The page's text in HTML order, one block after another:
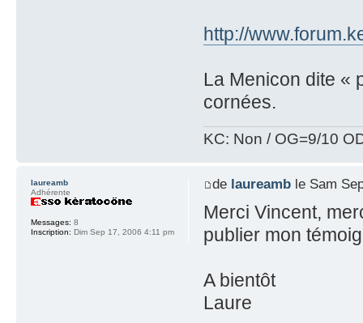
http://
La Menicon dite «
cornées.
KC: Non / OG=9/10
de laureamble Sam
Merci Vincent,
publier mon
A bientôt
Laure
laureamb
Adhérente
Messages: 8
Inscription: Dim Sep 17, 2006 4:11 pm